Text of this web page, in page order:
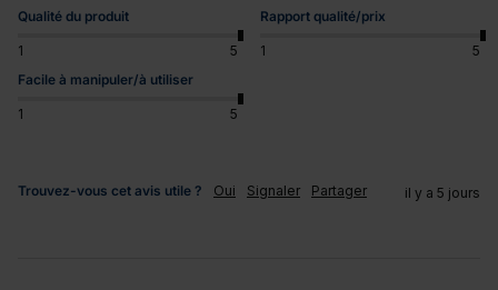
Qualité du produit
1 5
Rapport qualité/prix
1
5
Facile à manipuler/à utiliser
1 5
Trouvez-vous cet avis utile ? Oui Signaler Partager il y a 5 jours